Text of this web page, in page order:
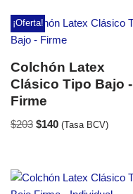
¡Oferta!
Colchón Latex
Clásico Tipo Bajo -
Firme
$203 $140 (Tasa BCV)